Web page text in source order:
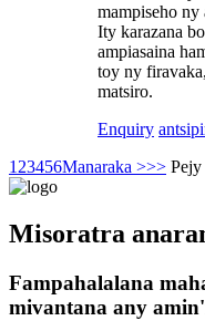
mampiseho ny
Ity karazana
ampiasaina
toy ny
matsiro.
Enquiry
1 23456Manaraka >>>
Misoratra
Fampahalalana
mivantana any